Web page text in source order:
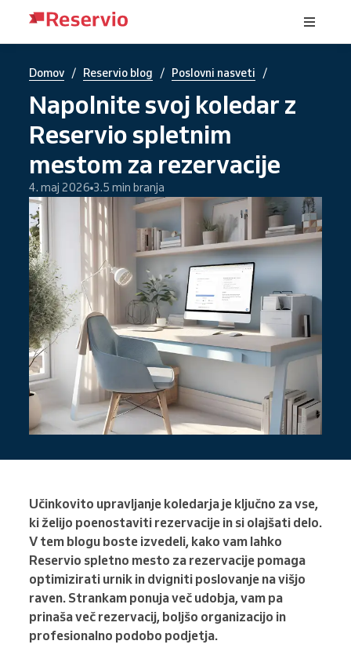
Domov / Reservio blog / Poslovni nasveti /
Napolnite svoj koledar z
Reservio spletnim
mestom za rezervacije
4. maj 2026 3.5 min branja
Učinkovito upravljanje koledarja je ključno za vse,
ki želijo poenostaviti rezervacije in si olajšati delo.
V tem blogu boste izvedeli, kako vam lahko
Reservio spletno mesto za rezervacije pomaga
optimizirati urnik in dvigniti poslovanje na višjo
raven. Strankam ponuja več udobja, vam pa
prinaša več rezervacij, boljšo organizacijo in
profesionalno podobo podjetja.